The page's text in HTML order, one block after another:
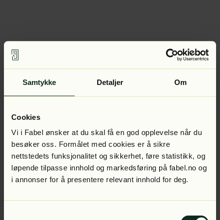
Samtykke Detaljer Om
Cookies
Vi i Fabel ønsker at du skal få en god opplevelse når du
besøker oss. Formålet med cookies er å sikre
nettstedets funksjonalitet og sikkerhet, føre statistikk, og
løpende tilpasse innhold og markedsføring på fabel.no og
i annonser for å presentere relevant innhold for deg.